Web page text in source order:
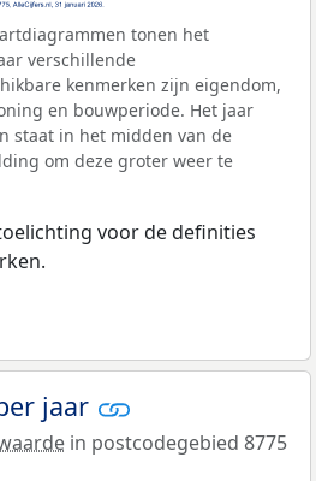
tonen het
verschillende
kenmerken zijn eigendom,
en bouwperiode. Het jaar
staat in het midden van de
om deze groter weer te
voor de definities
jaar
in postcodegebied 8775